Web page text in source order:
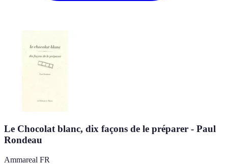
Le Chocolat blanc, dix façons de le préparer - Paul
Rondeau
Ammareal FR